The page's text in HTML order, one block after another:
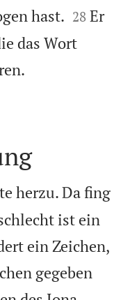
hast. 

28 Er
das Wort
herzu. Da fing
ist ein
ein Zeichen,
gegeben